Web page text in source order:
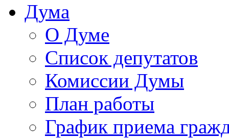
Дума
О Думе
Список депутатов
Комиссии Думы
План работы
График приема